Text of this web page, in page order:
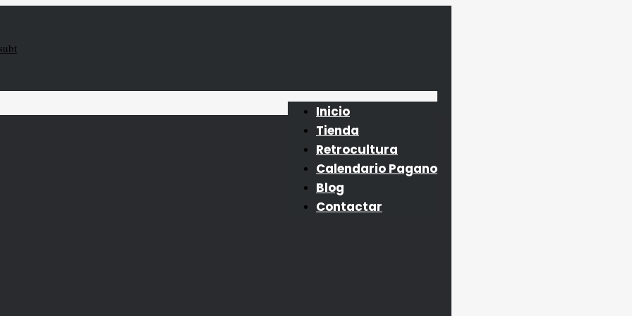
Inicio
Tienda
Retrocultura
Calendario Pagano
Blog
Contactar